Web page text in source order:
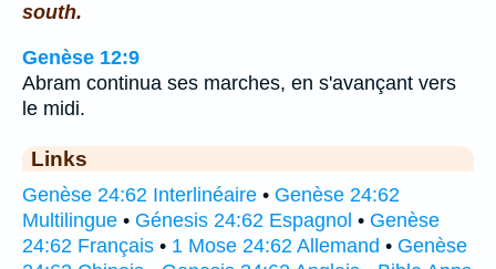
south.
Genèse 12:9
Abram continua ses marches, en s'avançant vers
le midi.
Links
Genèse 24:62 Interlinéaire • Genèse 24:62
Multilingue • Génesis 24:62 Espagnol • Genèse
24:62 Français • 1 Mose 24:62 Allemand • Genèse